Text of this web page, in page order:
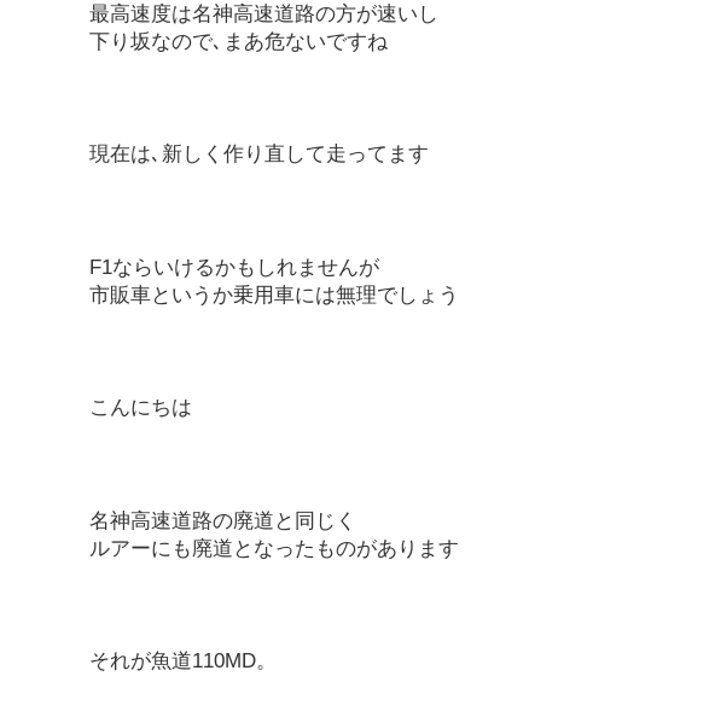
最高速度は名神高速道路の方が速いし
下り坂なので､まあ危ないですね
現在は､新しく作り直して走ってます
F1ならいけるかもしれませんが
市販車というか乗用車には無理でしょう
こんにちは
名神高速道路の廃道と同じく
ルアーにも廃道となったものがあります
それが魚道110MD。